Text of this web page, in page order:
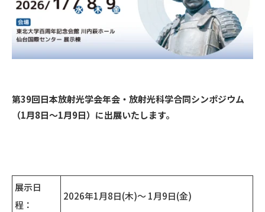
第39回日本放射光学会年会・放射光科学合同シンポジウム
（1月8日～1月9日）に出展いたします。
展示日
程：
2026年1月8日(木)～ 1月9日(金)